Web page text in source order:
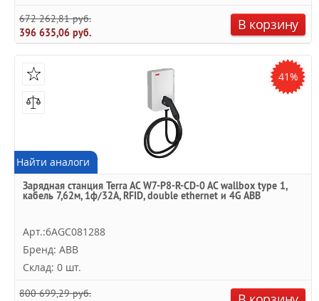
672 262,81 руб.
396 635,06 руб.
В корзину
41%
Найти аналоги
Зарядная станция Terra AC W7-P8-R-CD-0 AC wallbox type 1,
кабель 7,62м, 1ф/32A, RFID, double ethernet и 4G ABB
Арт.:6AGC081288
Бренд: ABB
Склад: 0 шт.
800 699,29 руб.